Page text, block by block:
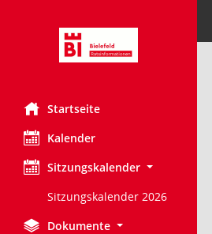
Startseite
Kalender
Sitzungskalender
Sitzungskalender 2026
Dokumente